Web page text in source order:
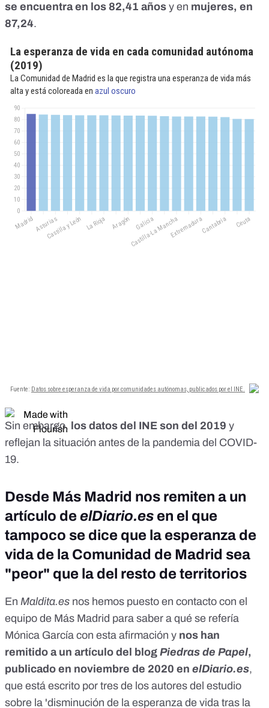
se encuentra en los 82,41 años y en mujeres, en
87,24.
Sin embargo, los datos del INE son del 2019 y
reflejan la situación antes de la pandemia del COVID-
19.
Desde Más Madrid nos remiten a un
artículo de elDiario.es en el que
tampoco se dice que la esperanza de
vida de la Comunidad de Madrid sea
"peor" que la del resto de territorios
En Maldita.es nos hemos puesto en contacto con el
equipo de Más Madrid para saber a qué se refería
Mónica García con esta afirmación y nos han
remitido a un artículo del blog Piedras de Papel,
publicado en noviembre de 2020 en elDiario.es,
que está escrito por tres de los autores del estudio
sobre la 'disminución de la esperanza de vida tras la